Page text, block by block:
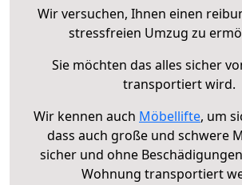
Wir versuchen, Ihnen einen
stressfreien Umzug zu
Sie möchten das alles sicher
transportiert wird.
Wir kennen auch Möbellifte, um
dass auch große und schwere
sicher und ohne
Wohnung transportiert